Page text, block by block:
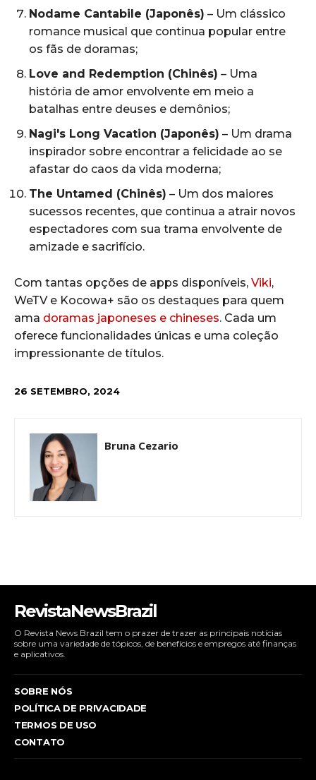
Nodame Cantabile (Japonês) – Um clássico
romance musical que continua popular entre
os fãs de doramas;
Love and Redemption (Chinês) – Uma
história de amor envolvente em meio a
batalhas entre deuses e demônios;
Nagi's Long Vacation (Japonês) – Um drama
inspirador sobre encontrar a felicidade ao se
afastar do caos da vida moderna;
The Untamed (Chinês) – Um dos maiores
sucessos recentes, que continua a atrair novos
espectadores com sua trama envolvente de
amizade e sacrifício.
Com tantas opções de apps disponíveis, Viki,
WeTV e Kocowa+ são os destaques para quem
ama doramas japoneses e chineses. Cada um
oferece funcionalidades únicas e uma coleção
impressionante de títulos.
26 SETEMBRO, 2024
Bruna Cezario
RevistaNewsBrazil
O Revista News Brazil tem o prazer de trazer as principais notícias
sobre uma variedade de tópicos, de benefícios e empregos até finanças
e aplicativos.
SOBRE NÓS
POLÍTICA DE PRIVACIDADE
TERMOS DE USO
CONTATO